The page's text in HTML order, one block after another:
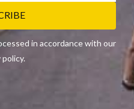
in accordance with our
policy.